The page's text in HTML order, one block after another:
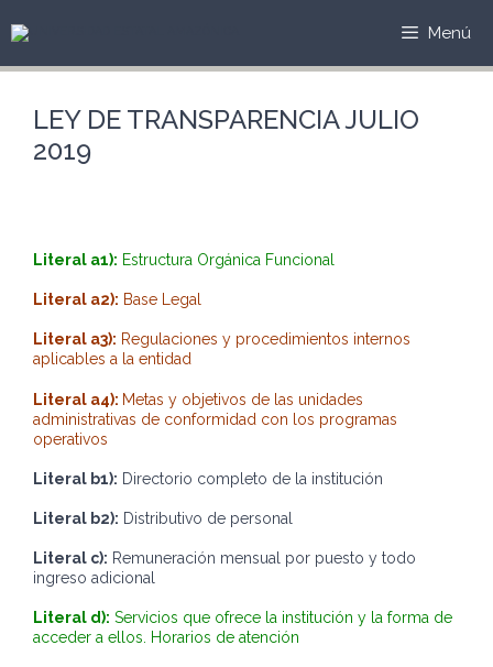
Menú
LEY DE TRANSPARENCIA JULIO
2019
Literal a1): Estructura Orgánica Funcional
Literal a2): Base Legal
Literal a3): Regulaciones y procedimientos internos
aplicables a la entidad
Literal a4): Metas y objetivos de las unidades
administrativas de conformidad con los programas
operativos
Literal b1): Directorio completo de la institución
Literal b2): Distributivo de personal
Literal c): Remuneración mensual por puesto y todo
ingreso adicional
Literal d): Servicios que ofrece la institución y la forma de
acceder a ellos. Horarios de atención